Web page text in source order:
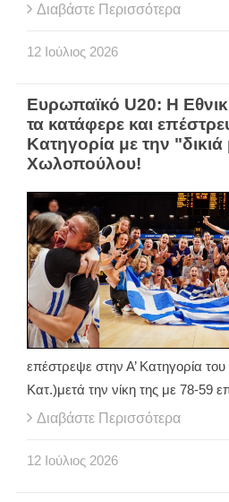
Διαβάστε Περισσότερα
12 Ιούλιος 2026
Ευρωπαϊκό U20: Η
τα κατάφερε και
Κατηγορία με την
Χωλοπούλου!
επέστρεψε στην Α’ Κατηγορία
Κατ.)μετά την νίκη της με 78-59
Διαβάστε Περισσότερα
12 Ιούλιος 2026